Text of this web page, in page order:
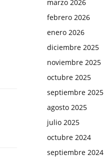
marzo 2026
febrero 2026
enero 2026
diciembre 2025
noviembre 2025
octubre 2025
septiembre 2025
agosto 2025
julio 2025
octubre 2024
septiembre 2024